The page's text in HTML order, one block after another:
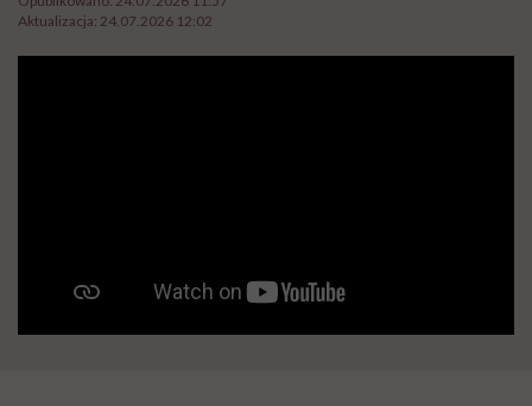
Aktualizacja: 24.07.2026 12:02